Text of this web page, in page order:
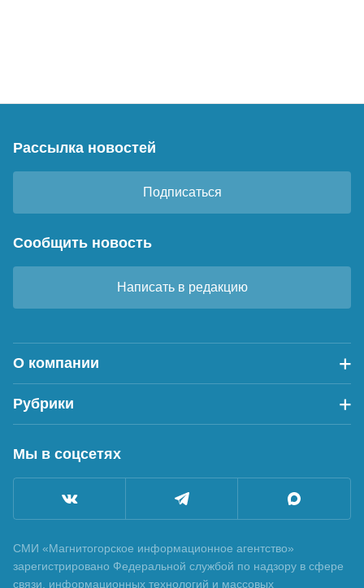
Рассылка новостей
Подписаться
Сообщить новость
Написать в редакцию
О компании
Рубрики
Мы в соцсетях
СМИ «Магнитогорское информационное агентство»
зарегистрировано Федеральной службой по надзору в сфере
связи, информационных технологий и массовых